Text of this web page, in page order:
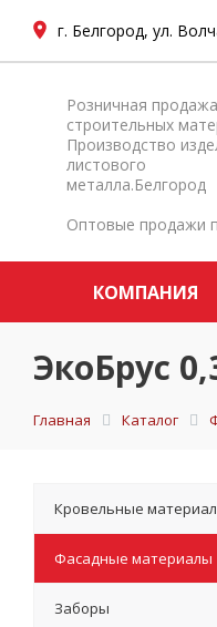
г. Белгород, ул.
Розничная продажа
строительных
Производство
листового
металла.Белгород
Оптовые продажи
КОМПАНИЯ
ЭкоБрус
Главная Каталог
Кровельные
Фасадные материалы
Заборы